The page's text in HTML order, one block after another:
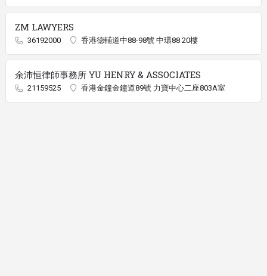
ZM LAWYERS
36192000 香港德輔道中88-98號 中環88 20樓
余沛恒律師事務所 YU HENRY & ASSOCIATES
21159525 香港金鐘金鐘道89號 力寶中心二座803A室